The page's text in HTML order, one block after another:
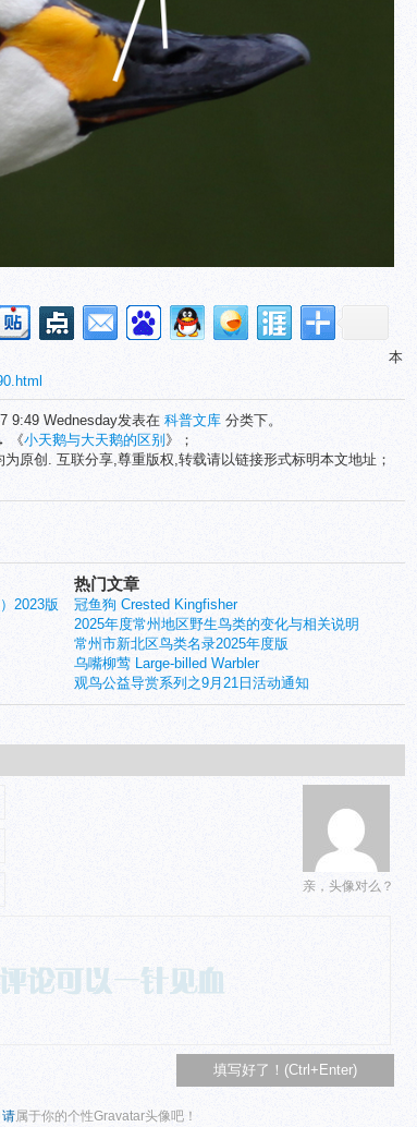
本
9:49 Wednesday发表在 科普文库 分类下。
《小天鹅与大天鹅的区别 》；
原创. 互联分享,尊重版权,转载请以链接形式标明本文地址；
热门文章
冠鱼狗 Crested Kingfisher
2025年度常州地区野生鸟类的变化与相关说明
常州市新北区鸟类名录2025年度版
乌嘴柳莺 Large-billed Warbler
观鸟公益导赏系列之9月21日活动通知
2023版
亲，头像对么？
请 属于你的个性Gravatar头像吧！